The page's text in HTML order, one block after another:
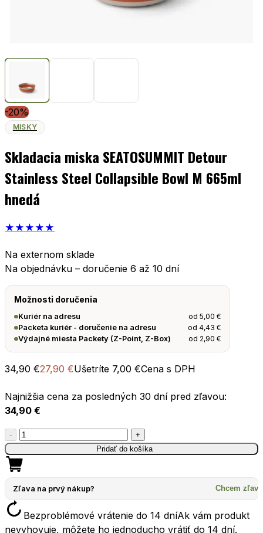
-20%
MISKY
Skladacia miska SEATOSUMMIT Detour
Stainless Steel Collapsible Bowl M 665ml
hnedá
★ ★ ★ ★ ★
Na externom sklade
Na objednávku – doručenie 6 až 10 dní
Možnosti doručenia
Kuriér na adresu od5,00€
Packeta kuriér - doručenie na adresu
od4,43€
Výdajné miesta Packety (Z-Point, Z-Box)
od 2,90€
34,90 €27,90 €Ušetríte 7,00 €Cena s DPH
Najnižšia cena za posledných 30 dní pred zľavou:
34,90 €
-
množstvo
Skladacia
miska
SEATOSUMMIT
Detour
Stainless
Steel
+
Pridať do košíka
Zľava na prvý nákup? Chcem zľavu
Bezproblémové vrátenie do 14 dníAk vám produkt
nevyhovuje, môžete ho jednoducho vrátiť do 14 dní.